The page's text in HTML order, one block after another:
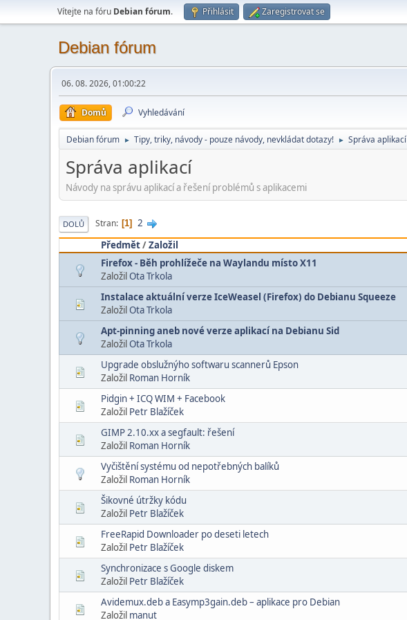
Vítejte na fóru Debian fórum. Přihlásit Zaregistrovat se
Debian fórum
06. 08. 2026, 01:00:22
Domů Vyhledávání
Debian fórum ► Tipy, triky, návody - pouze návody, nevkládat dotazy! ► Správa aplikací
Správa aplikací
Návody na správu aplikací a řešení problémů s aplikacemi
DOLŮ Stran 1
2
Předmět/Založil
Firefox - Běh prohlížeče na Waylandu místo X11
Založil Ota Trkola
Instalace aktuální verze IceWeasel (Firefox) do Debianu Squeeze
Založil Ota Trkola
Apt-pinning aneb nové verze aplikací na Debianu Sid
Založil Ota Trkola
Upgrade obslužnýho softwaru scannerů Epson
Založil Roman Horník
Pidgin + ICQ WIM + Facebook
Založil Petr Blažíček
GIMP 2.10.xx a segfault: řešení
Založil Roman Horník
Vyčištění systému od nepotřebných balíků
Založil Roman Horník
Šikovné útržky kódu
Založil Petr Blažíček
FreeRapid Downloader po deseti letech
Založil Petr Blažíček
Synchronizace s Google diskem
Založil Petr Blažíček
Avidemux.deb a Easymp3gain.deb – aplikace pro Debian
Založil manut